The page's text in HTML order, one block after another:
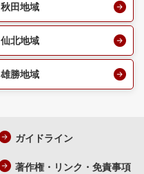
秋田地域
仙北地域
雄勝地域
ガイドライン
著作権・リンク・免責事項